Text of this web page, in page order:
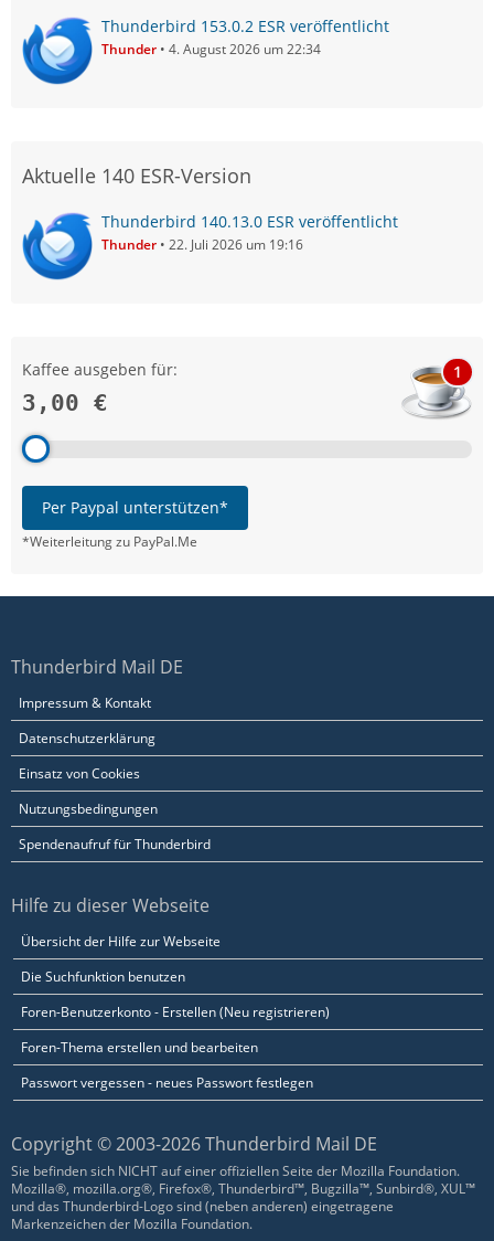
Thunderbird 153.0.2 ESR veröffentlicht
Thunder 4. August 2026 um 22:34
Aktuelle 140 ESR-Version
Thunderbird 140.13.0 ESR veröffentlicht
Thunder 22. Juli 2026 um 19:16
Kaffee ausgeben für:
3,00 €
1
Per Paypal unterstützen*
*Weiterleitung zu PayPal.Me
Thunderbird Mail DE
Impressum & Kontakt
Datenschutzerklärung
Einsatz von Cookies
Nutzungsbedingungen
Spendenaufruf für Thunderbird
Hilfe zu dieser Webseite
Übersicht der Hilfe zur Webseite
Die Suchfunktion benutzen
Foren-Benutzerkonto - Erstellen (Neu registrieren)
Foren-Thema erstellen und bearbeiten
Passwort vergessen - neues Passwort festlegen
Copyright © 2003-2026 Thunderbird Mail DE
Sie befinden sich NICHT auf einer offiziellen Seite der Mozilla Foundation.
Mozilla®, mozilla.org®, Firefox®, Thunderbird™, Bugzilla™, Sunbird®, XUL™
und das Thunderbird-Logo sind (neben anderen) eingetragene
Markenzeichen der Mozilla Foundation.